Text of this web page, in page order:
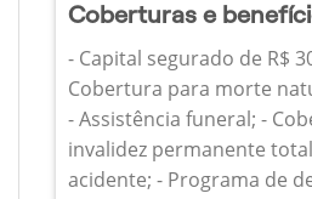
Coberturas e
- Capital segurado de R$
Cobertura para morte
- Assistência funeral; -
invalidez permanente
acidente; - Programa de